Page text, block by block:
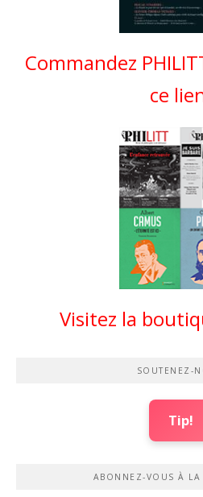
Commandez
ce
Visitez la
SOUTENEZ-
Tip!
ABONNEZ-VOUS À LA